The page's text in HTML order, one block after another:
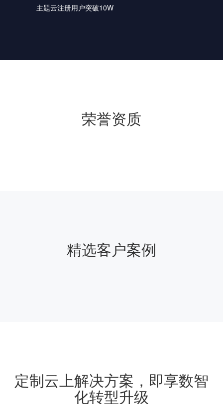
主题云注册用户突破10W
荣誉资质
精选客户案例
定制云上解决方案，即享数智
化转型升级